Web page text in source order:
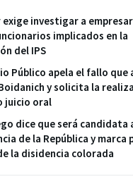
exige investigar a
implicados en la
del IPS
Público apela el fallo que
y solicita la
juicio oral
dice que será candidata
de la República y marca
la disidencia colorada